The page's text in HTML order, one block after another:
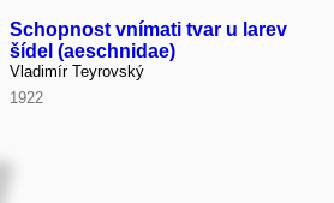
Schopnost vnímati tvar u larev
šídel (aeschnidae)
Vladimír Teyrovský
1922